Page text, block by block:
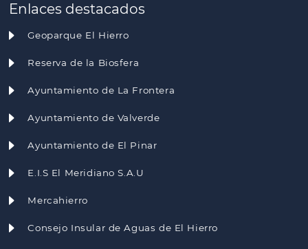
Enlaces destacados
Geoparque El Hierro
Reserva de la Biosfera
Ayuntamiento de La Frontera
Ayuntamiento de Valverde
Ayuntamiento de El Pinar
E.I.S El Meridiano S.A.U
Mercahierro
Consejo Insular de Aguas de El Hierro